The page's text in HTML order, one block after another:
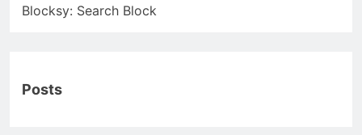
Blocksy: Search Block
Posts